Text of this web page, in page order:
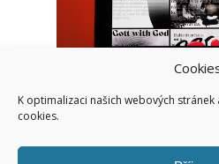
K optimalizaci našich webových
cookies.
GRAPHITICAL